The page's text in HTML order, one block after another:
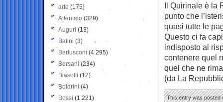
Il Quirinale è la
punto che
quasi tutte le
Questo ci fa
indisposto al
contenere quel
quel che ne
(da La
This entry was posted
arte (175)
Attentato (329)
Auguri (13)
Batini (3)
Berlusconi (4.295)
Bersani (234)
Biasotti (12)
Boldrini (4)
Bossi (1.221)